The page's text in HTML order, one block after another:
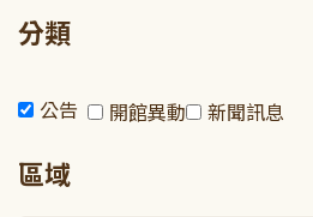
分類
公告 開館異動 新聞訊息
區域